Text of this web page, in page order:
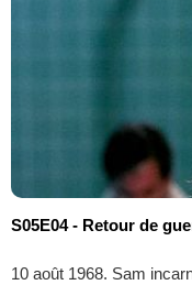
S05E04 - Retour de
10 août 1968. Sam